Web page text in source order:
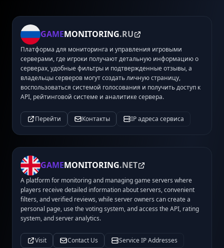
GAMEMONITORING.RU
Платформа для мониторинга и управления игровыми
серверами, где игроки получают детальную информацию о
серверах, удобные фильтры и подтвержденные отзывы, а
владельцы серверов могут создать личную страницу,
воспользоваться системой голосования и получить доступ к
API, рейтинговой системе и аналитике сервера.
Перейти Контакты IP адреса сервиса
GAMEMONITORING.NET
A platform for monitoring and managing game servers where
players receive detailed information about servers, convenient
filters, and verified reviews, while server owners can create a
personal page, use the voting system, and access the API, rating
system, and server analytics.
Visit Contact Us Service IP Addresses